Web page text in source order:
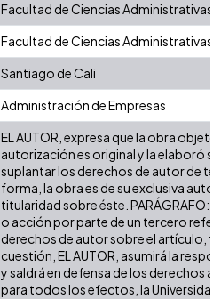
Facultad de Ciencias Administrativas
Facultad de Ciencias Administrativas
Santiago de Cali
Administración de Empresas
EL AUTOR, expresa que la obra
autorización es original y la elaboró
suplantar los derechos de autor de
forma, la obra es de su exclusiva
titularidad sobre éste. PARÁGRAFO:
o acción por parte de un tercero
derechos de autor sobre el artículo,
cuestión, EL AUTOR, asumirá la
y saldrá en defensa de los derechos
para todos los efectos, la Universidad